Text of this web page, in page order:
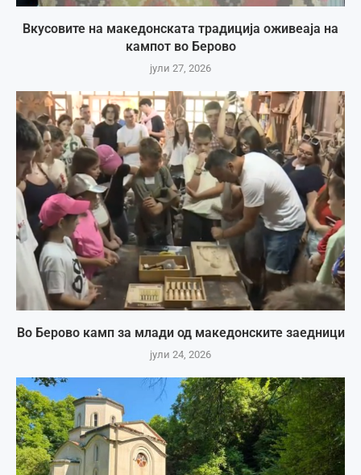
Вкусовите на македонската традиција оживеаја на
кампот во Берово
јули 27, 2026
Во Берово камп за млади од македонските заедници
јули 24, 2026